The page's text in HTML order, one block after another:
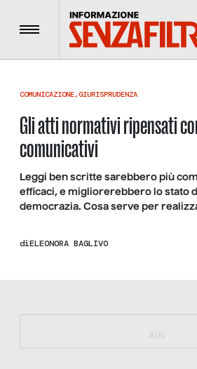
Menu
COMUNICAZIONE,GIURISPRUDENZA
Gli atti normativi ripensati
comunicativi
Leggi ben scritte sarebbero più
efficaci, e migliorerebbero lo stato
democrazia. Cosa serve per
diELEONORA BAGLIVO
https://bit.ly/ Adv